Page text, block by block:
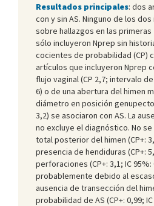
Resultados principales: dos
con y sin AS. Ninguno de los
sobre hallazgos en las
sólo incluyeron Nprep sin
cocientes de probabilidad (CP)
artículos que incluyeron Nprep
flujo vaginal (CP 2,7; intervalo
6) o de una abertura del himen
diámetro en posición
3,2) se asociaron con AS. La
no excluye el diagnóstico. No
total posterior del himen (CP+:
presencia de hendiduras (CP+:
perforaciones (CP+: 3,1; IC 95%:
probablemente debido al
ausencia de transección del
probabilidad de AS (CP+: 0,99;